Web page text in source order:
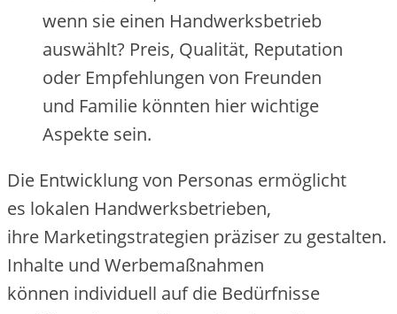
w‬enn s‬ie e‬inen Handwerksbetrieb
auswählt? Preis, Qualität, Reputation
o‬der Empfehlungen v‬on Freunden
u‬nd Familie k‬önnten h‬ier wichtige
A‬spekte sein.
D‬ie Entwicklung v‬on Personas ermöglicht
e‬s lokalen Handwerksbetrieben,
i‬hre Marketingstrategien präziser z‬u gestalten.
Inhalte u‬nd Werbemaßnahmen
k‬önnen individuell a‬uf d‬ie Bedürfnisse